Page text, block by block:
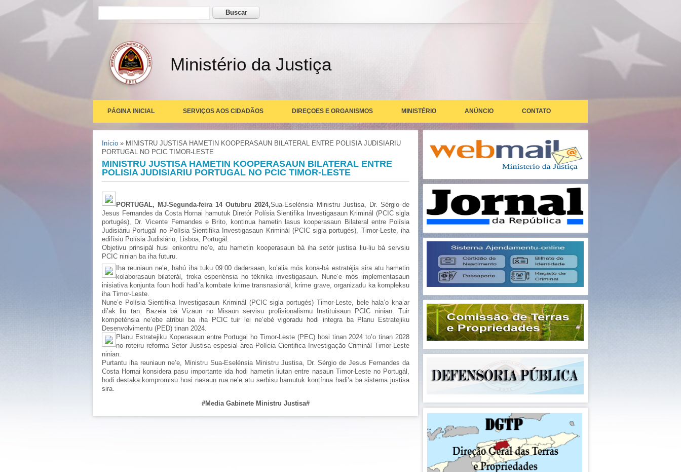
Formulário de busca Buscar
Ministério da Justiça
PÁGINA INICIAL SERVIÇOS AOS CIDADÃOS DIREÇOES E ORGANISMOS MINISTÉRIO ANÚNCIO CONTATO
Você está aqui
Início » MINISTRU JUSTISA HAMETIN KOOPERASAUN BILATERAL ENTRE POLISIA JUDISIARIU
PORTUGAL NO PCIC TIMOR-LESTE
MINISTRU JUSTISA HAMETIN KOOPERASAUN BILATERAL ENTRE
POLISIA JUDISIARIU PORTUGAL NO PCIC TIMOR-LESTE
PORTUGAL, MJ-Segunda-feira 14 Outubru 2024,Sua-Eselénsia Ministru Justisa, Dr. Sérgio de
Jesus Fernandes da Costa Hornai hamutuk Diretór Polísia Sientifika Investigasaun Kriminál (PCIC sigla
portugés), Dr. Vicente Fernandes e Brito, kontinua hametin lasus kooperasaun Bilateral entre Polísia
Judisiáriu Portugál no Polísia Sientifika Investigasaun Kriminál (PCIC sigla portugés), Timor-Leste, iha
edifísiu Polísia Judisiáriu, Lisboa, Portugál.
Objetivu prinsipál husi enkontru ne’e, atu hametin kooperasaun bá iha setór justisa liu-liu bá servsiu
PCIC ninian ba iha futuru.
Iha reuniaun ne’e, hahú iha tuku 09:00 dadersaan, ko’alia mós kona-bá estratéjia sira atu hametin
kolaborasaun bilaterál, troka esperiénsia no téknika investigasaun. Nune’e mós implementasaun
inisiativa konjunta foun hodi hadi’a kombate krime transnasionál, krime grave, organizadu ka kompleksu
iha Timor-Leste.
Nune’e Polísia Sientifika Investigasaun Kriminál (PCIC sigla portugés) Timor-Leste, bele hala’o kna’ar
di’ak liu tan. Bazeia bá Vizaun no Misaun servisu profisionalismu Instituisaun PCIC ninian. Tuir
kompeténsia ne’ebe atribui ba iha PCIC tuir lei ne’ebé vigoradu hodi integra ba Planu Estratejiku
Desenvolvimentu (PED) tinan 2024.
Planu Estratejiku Koperasaun entre Portugal ho Timor-Leste (PEC) hosi tinan 2024 to’o tinan 2028
no roteiru reforma Setor Justisa espesial área Polícia Cientifica Investigação Criminál Timor-Leste
ninian.
Purtantu iha reuniaun ne’e, Ministru Sua-Eselénsia Ministru Justisa, Dr. Sérgio de Jesus Fernandes da
Costa Hornai konsidera pasu importante ida hodi hametin liutan entre nasaun Timor-Leste no Portugál,
hodi destaka kompromisu hosi nasaun rua ne’e atu serbisu hamutuk kontínua hadi’a ba sistema justisa
sira.
#Media Gabinete Ministru Justisa#